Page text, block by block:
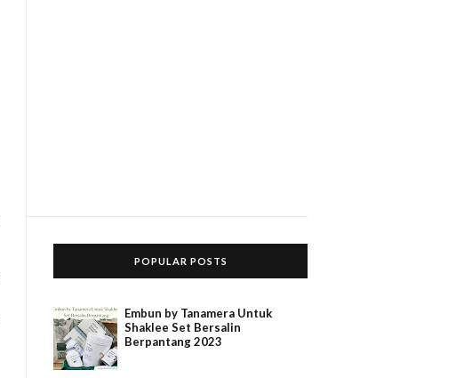
POPULAR POSTS
Embun by Tanamera Untuk
Shaklee Set Bersalin
Berpantang 2023